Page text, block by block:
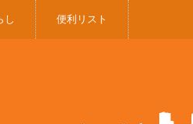
し 便利リスト